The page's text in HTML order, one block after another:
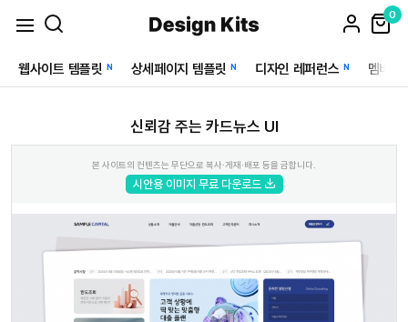
0
웹사이트 템플릿 N 상세페이지 템플릿 N 디자인 레퍼런스 N 멤버십
신뢰감 주는 카드뉴스 UI
본 사이트의 컨텐츠는 무단으로 복사·게재·배포 등을 금합니다.
시안용 이미지 무료 다운로드